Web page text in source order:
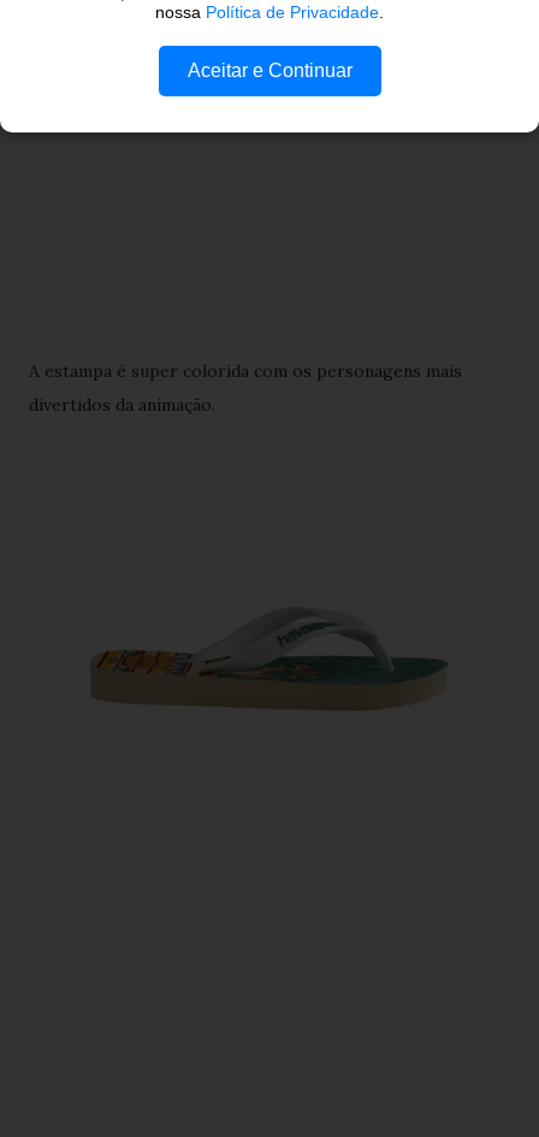
A estampa é super colorida com os personagens mais
divertidos da animação.
nossa Política de Privacidade
Aceitar e Continuar